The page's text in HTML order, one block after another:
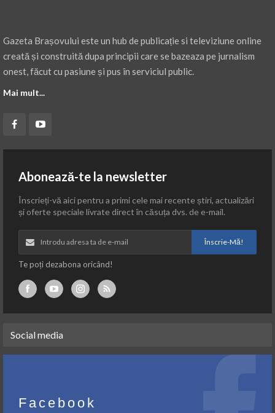
Gazeta Brașovului este un hub de publicație si televiziune online
creată și construită dupa principii care se bazeaza pe jurnalism
onest, făcut cu pasiune și pus în serviciul public.
Mai mult...
Abonează-te la newsletter
Înscrieți-vă aici pentru a primi cele mai recente știri, actualizări
și oferte speciale livrate direct în căsuța dvs. de e-mail.
Înscrie-Mă!
Te poți dezabona oricând!
Social media
Facebook